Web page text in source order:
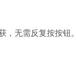
，无需反复按按钮